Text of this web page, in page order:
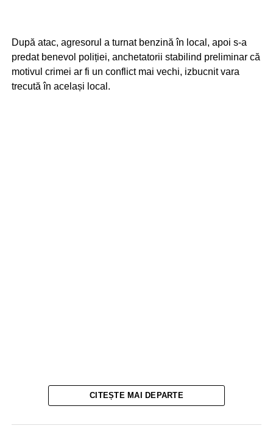
După atac, agresorul a turnat benzină în local, apoi s-a
predat benevol poliției, anchetatorii stabilind preliminar că
motivul crimei ar fi un conflict mai vechi, izbucnit vara
trecută în același local.
CITEȘTE MAI DEPARTE